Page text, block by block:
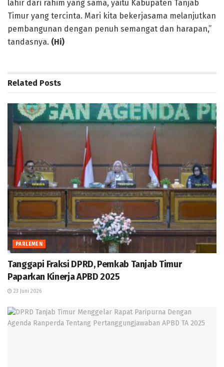
lahir dari rahim yang sama, yaitu Kabupaten Tanjab
Timur yang tercinta. Mari kita bekerjasama melanjutkan
pembangunan dengan penuh semangat dan harapan,”
tandasnya. (Hi)
Related Posts
PARLEMEN
Tanggapi Fraksi DPRD, Pemkab Tanjab Timur
Paparkan Kinerja APBD 2025
23 Juni 2026